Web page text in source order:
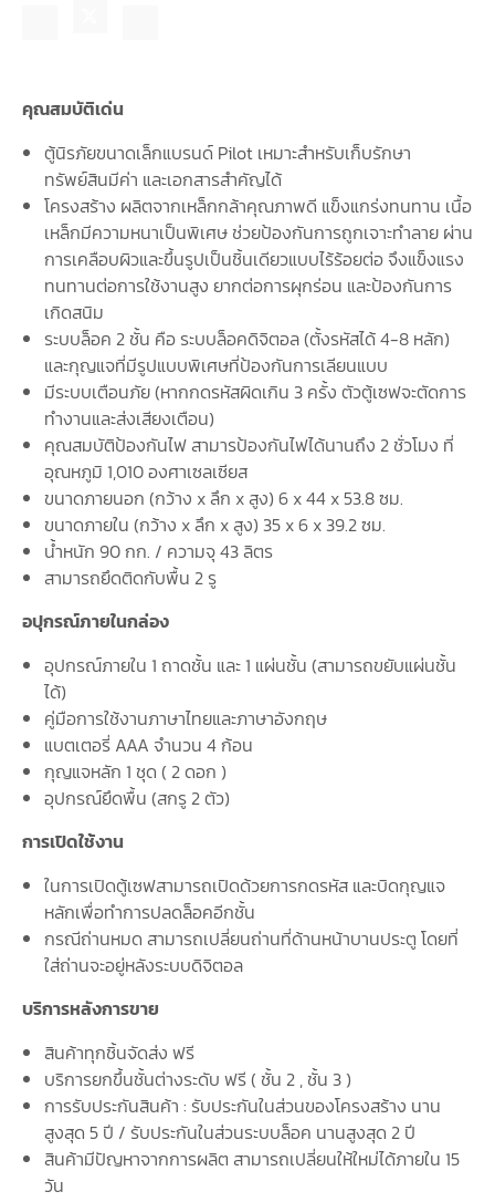
คุณสมบัติเด่น
ตู้นิรภัยขนาดเล็กแบรนด์ Pilot เหมาะสำหรับเก็บรักษา
ทรัพย์สินมีค่า และเอกสารสำคัญได้
โครงสร้าง ผลิตจากเหล็กกล้าคุณภาพดี แข็งแกร่งทนทาน เนื้อ
เหล็กมีความหนาเป็นพิเศษ ช่วยป้องกันการถูกเจาะทำลาย ผ่าน
การเคลือบผิวและขึ้นรูปเป็นชิ้นเดียวแบบไร้ร้อยต่อ จึงแข็งแรง
ทนทานต่อการใช้งานสูง ยากต่อการผุกร่อน และป้องกันการ
เกิดสนิม
ระบบล็อค 2 ชั้น คือ ระบบล็อคดิจิตอล (ตั้งรหัสได้ 4-8 หลัก)
และกุญแจที่มีรูปแบบพิเศษที่ป้องกันการเลียนแบบ
มีระบบเตือนภัย (หากกดรหัสผิดเกิน 3 ครั้ง ตัวตู้เซฟจะตัดการ
ทำงานและส่งเสียงเตือน)
คุณสมบัติป้องกันไฟ สามารป้องกันไฟได้นานถึง 2 ชั่วโมง ที่
อุณหภูมิ 1,010 องศาเซลเซียส
ขนาดภายนอก (กว้าง x ลึก x สูง) 6 x 44 x 53.8 ซม.
ขนาดภายใน (กว้าง x ลึก x สูง) 35 x 6 x 39.2 ซม.
น้ำหนัก 90 กก. / ความจุ 43 ลิตร
สามารถยึดติดกับพื้น 2 รู
อปุกรณ์ภายในกล่อง
อุปกรณ์ภายใน 1 ถาดชั้น และ 1 แผ่นชั้น (สามารถขยับแผ่นชั้น
ได้)
คู่มือการใช้งานภาษาไทยและภาษาอังกฤษ
แบตเตอรี่ AAA จำนวน 4 ก้อน
กุญแจหลัก 1 ชุด ( 2 ดอก )
อุปกรณ์ยึดพื้น (สกรู 2 ตัว)
การเปิดใช้งาน
ในการเปิดตู้เซฟสามารถเปิดด้วยการกดรหัส และบิดกุญแจ
หลักเพื่อทำการปลดล็อคอีกชั้น
กรณีถ่านหมด สามารถเปลี่ยนถ่านที่ด้านหน้าบานประตู โดยที่
ใส่ถ่านจะอยู่หลังระบบดิจิตอล
บริการหลังการขาย
สินค้าทุกชิ้นจัดส่ง ฟรี
บริการยกขึ้นชั้นต่างระดับ ฟรี ( ชั้น 2 , ชั้น 3 )
การรับประกันสินค้า : รับประกันในส่วนของโครงสร้าง นาน
สูงสุด 5 ปี / รับประกันในส่วนระบบล็อค นานสูงสุด 2 ปี
สินค้ามีปัญหาจากการผลิต สามารถเปลี่ยนให้ใหม่ได้ภายใน 15
วัน